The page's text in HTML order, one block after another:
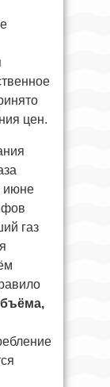
цен.
июне
газ